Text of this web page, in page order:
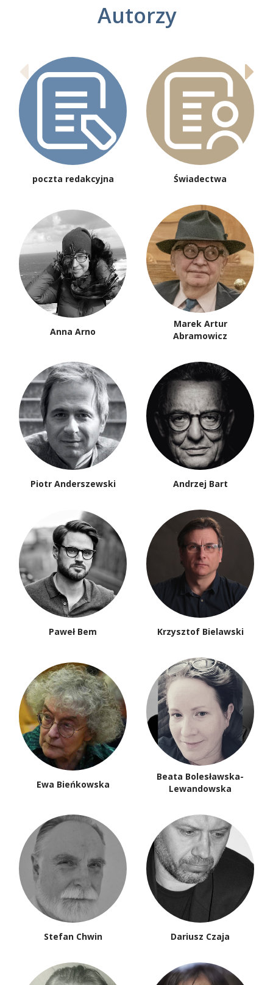
Autorzy
poczta redakcyjna Świadectwa
Anna Arno
Marek Artur
Abramowicz
Piotr Anderszewski Andrzej Bart
Paweł Bem Krzysztof Bielawski
Ewa Bieńkowska
Beata Bolesławska-
Lewandowska
Stefan Chwin Dariusz Czaja